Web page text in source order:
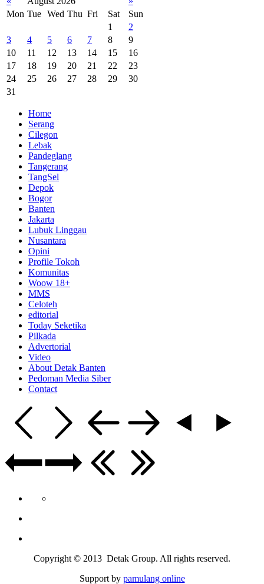
Mon Tue Wed Thu Fri Sat
Sun
1
2
3
4 5 6 7 8
9
10
11 12 13 14 15
16
17
18 19 20 21 22
23
24
25 26 27 28 29
30
31
Home
Serang
Cilegon
Lebak
Pandeglang
Tangerang
TangSel
Depok
Bogor
Banten
Jakarta
Lubuk Linggau
Nusantara
Opini
Profile Tokoh
Komunitas
Woow 18+
MMS
Celoteh
editorial
Today Seketika
Pilkada
Advertorial
Video
About Detak Banten
Pedoman Media Siber
Contact
Copyright © 2013 Detak Group. All rights reserved.
Support by pamulang online